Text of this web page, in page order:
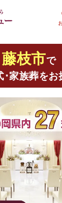
藤枝市で
･家族葬をお